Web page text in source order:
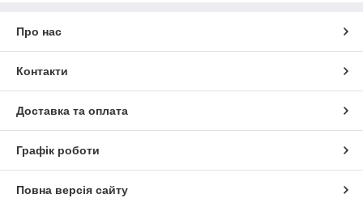
Про нас
Контакти
Доставка та оплата
Графік роботи
Повна версія сайту